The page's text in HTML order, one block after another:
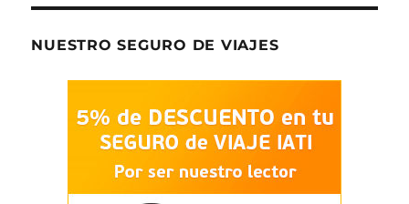
NUESTRO SEGURO DE VIAJES